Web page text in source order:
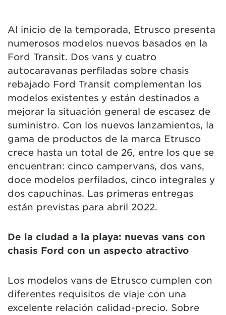
Al inicio de la temporada, Etrusco presenta
numerosos modelos nuevos basados en la
Ford Transit. Dos vans y cuatro
autocaravanas perfiladas sobre chasis
rebajado Ford Transit complementan los
modelos existentes y están destinados a
mejorar la situación general de escasez de
suministro. Con los nuevos lanzamientos, la
gama de productos de la marca Etrusco
crece hasta un total de 26, entre los que se
encuentran: cinco campervans, dos vans,
doce modelos perfilados, cinco integrales y
dos capuchinas. Las primeras entregas
están previstas para abril 2022.
De la ciudad a la playa: nuevas vans con
chasis Ford con un aspecto atractivo
Los modelos vans de Etrusco cumplen con
diferentes requisitos de viaje con una
excelente relación calidad-precio. Sobre